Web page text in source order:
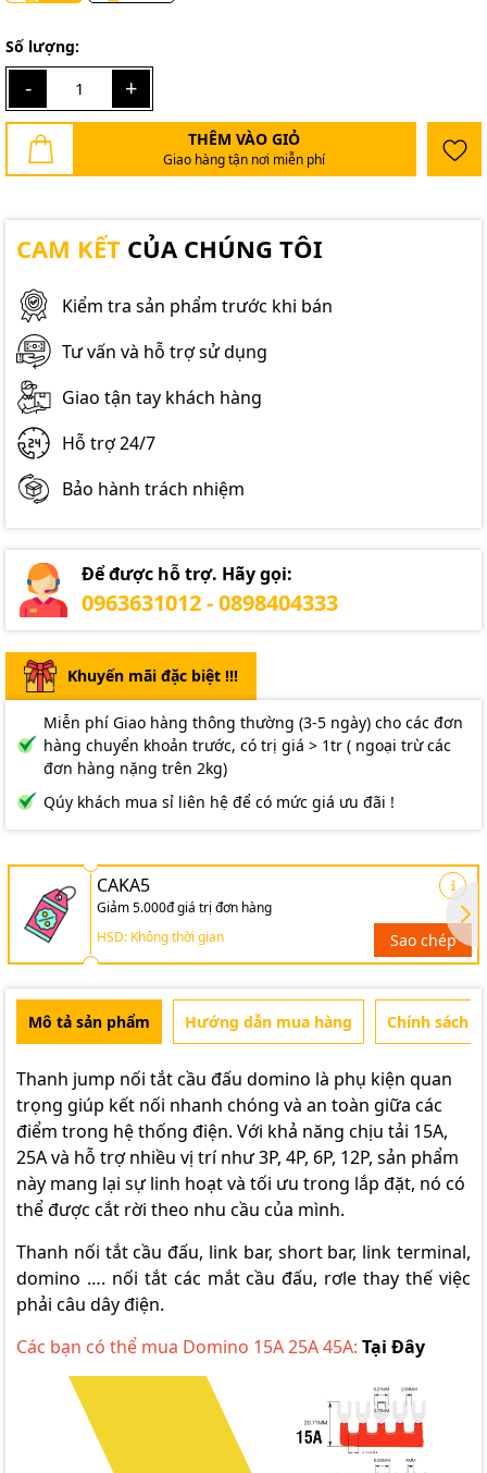
Số lượng:
- +
THÊM VÀO GIỎ
Giao hàng tận nơi miễn phí
CAM KẾT CỦA CHÚNG TÔI
Kiểm tra sản phẩm trước khi bán
Tư vấn và hỗ trợ sử dụng
Giao tận tay khách hàng
Hỗ trợ 24/7
Bảo hành trách nhiệm
Để được hỗ trợ. Hãy gọi:
0963631012 - 0898404333
Khuyến mãi đặc biệt !!!
Miễn phí Giao hàng thông thường (3-5 ngày) cho các đơn
hàng chuyển khoản trước, có trị giá > 1tr ( ngoại trừ các
đơn hàng nặng trên 2kg)
Qúy khách mua sỉ liên hệ để có mức giá ưu đãi !
CAKA5
Giảm 5.000đ giá trị đơn hàng
HSD: Không thời gian
Sao chép
Mô tả sản phẩm Hướng dẫn mua hàng Chính sách
Thanh jump nối tắt cầu đấu domino là phụ kiện quan
trọng giúp kết nối nhanh chóng và an toàn giữa các
điểm trong hệ thống điện. Với khả năng chịu tải 15A,
25A và hỗ trợ nhiều vị trí như 3P, 4P, 6P, 12P, sản phẩm
này mang lại sự linh hoạt và tối ưu trong lắp đặt, nó có
thể được cắt rời theo nhu cầu của mình.
Thanh nối tắt cầu đấu, link bar, short bar, link terminal,
domino …. nối tắt các mắt cầu đấu, rơle thay thế việc
phải câu dây điện.
Các bạn có thể mua Domino 15A 25A 45A: Tại Đây